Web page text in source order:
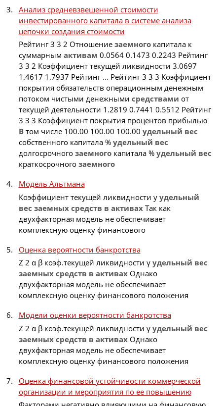
Анализ средневзвешенной стоимости
инвестированного капитала в системе анализа
цепочки создания стоимости
Рейтинг 3 3 2 Отношение заемногокапитала к
суммарным активам 0.0564 0.1473 0.2243 Рейтинг
3 3 2 Коэффициент текущей ликвидности 3.0697
1.4617 1.7937 Рейтинг ... Рейтинг 3 3 3 Коэффициент
покрытия обязательств операционным денежным
потоком чистыми денежными средствами от
текущей деятельности 1.2819 0.7441 0.5512 Рейтинг
3 3 3 Коэффициент покрытия процентов прибылью
Втом числе 100.00 100.00 100.00 удельный вес
собственного капитала % удельный вес
долгосрочного заемногокапитала % удельный вес
краткосрочного заемного
Модель Альтмана
Коэффициент текущей ликвидности y удельный
вес заемных средств в активахТак как
двухфакторная модель не обеспечивает
комплексную оценку финансового
Оценка вероятности банкротства
Z 2 α β коэф.текущей ликвидности γ удельный вес
заемных средств в активахОднако
двухфакторная модель не обеспечивает
комплексную оценку финансового положения
Модели оценки вероятности банкротства
Z 2 α β коэф.текущей ликвидности γ удельный вес
заемных средств в активахОднако
двухфакторная модель не обеспечивает
комплексную оценку финансового положения
Оценка финансовой устойчивости коммерческой
организации и мероприятия по ее повышению